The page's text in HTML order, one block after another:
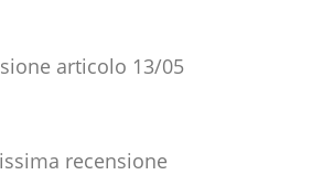
articolo 13/05
recensione